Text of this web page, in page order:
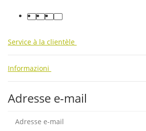
facebook
youtube
instagram
tiktok
Service à la clientèle
Informazioni
Adresse e-mail